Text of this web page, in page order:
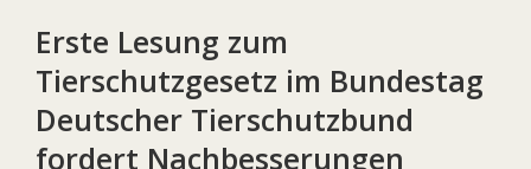
Erste Lesung zum
Tierschutzgesetz im Bundestag
Deutscher Tierschutzbund
fordert Nachbesserungen